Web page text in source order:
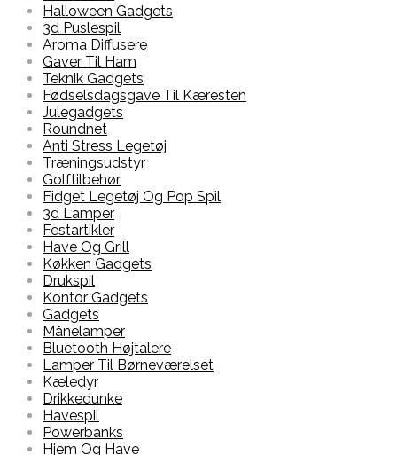
Halloween Gadgets
3d Puslespil
Aroma Diffusere
Gaver Til Ham
Teknik Gadgets
Fødselsdagsgave Til Kæresten
Julegadgets
Roundnet
Anti Stress Legetøj
Træningsudstyr
Golftilbehør
Fidget Legetøj Og Pop Spil
3d Lamper
Festartikler
Have Og Grill
Køkken Gadgets
Drukspil
Kontor Gadgets
Gadgets
Månelamper
Bluetooth Højtalere
Lamper Til Børneværelset
Kæledyr
Drikkedunke
Havespil
Powerbanks
Hjem Og Have